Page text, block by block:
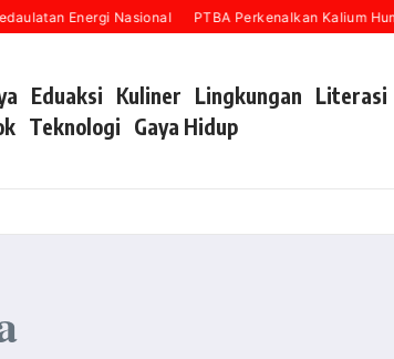
Energi Nasional PTBA Perkenalkan Kalium
Eduaksi Kuliner Lingkungan Literasi
Teknologi Gaya Hidup